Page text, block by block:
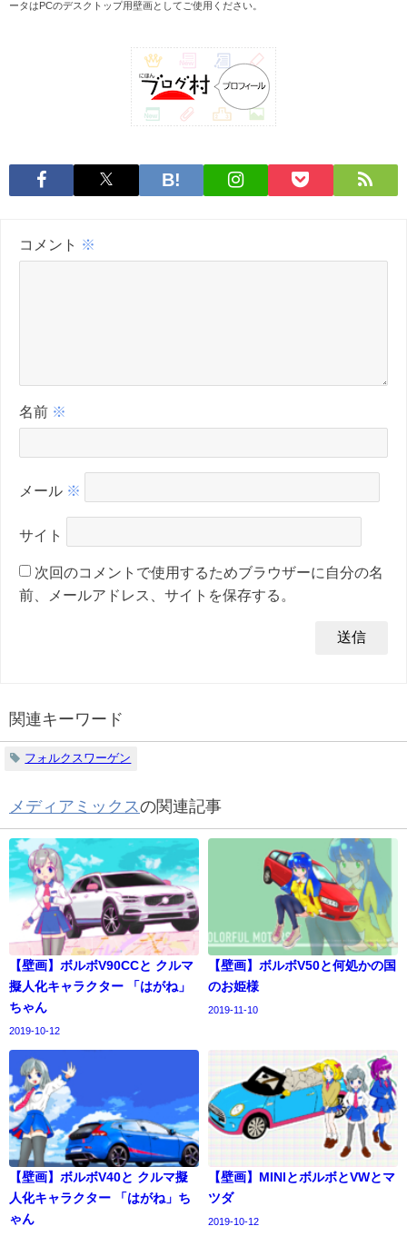
ータはPCのデスクトップ用壁画としてご使用ください。
コメント ※
名前 ※
メール ※
サイト
次回のコメントで使用するためブラウザーに自分の名
前、メールアドレス、サイトを保存する。
関連キーワード
フォルクスワーゲン
メディアミックスの関連記事
【壁画】ボルボV90CCと クルマ
擬人化キャラクター 「はがね」
ちゃん
2019-10-12
【壁画】ボルボV50と何処かの国
のお姫様
2019-11-10
【壁画】ボルボV40と クルマ擬
人化キャラクター 「はがね」ち
ゃん
【壁画】MINIとボルボとVWとマ
ツダ
2019-10-12